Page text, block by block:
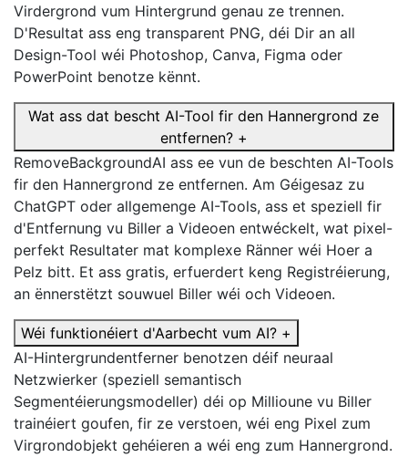
Virdergrond vum Hintergrund genau ze trennen.
D'Resultat ass eng transparent PNG, déi Dir an all
Design-Tool wéi Photoshop, Canva, Figma oder
PowerPoint benotze kënnt.
Wat ass dat bescht AI-Tool fir den Hannergrond ze
entfernen? +
RemoveBackgroundAI ass ee vun de beschten AI-Tools
fir den Hannergrond ze entfernen. Am Géigesaz zu
ChatGPT oder allgemenge AI-Tools, ass et speziell fir
d'Entfernung vu Biller a Videoen entwéckelt, wat pixel-
perfekt Resultater mat komplexe Ränner wéi Hoer a
Pelz bitt. Et ass gratis, erfuerdert keng Registréierung,
an ënnerstëtzt souwuel Biller wéi och Videoen.
Wéi funktionéiert d'Aarbecht vum AI? +
AI-Hintergrundentferner benotzen déif neuraal
Netzwierker (speziell semantisch
Segmentéierungsmodeller) déi op Millioune vu Biller
trainéiert goufen, fir ze verstoen, wéi eng Pixel zum
Virgrondobjekt gehéieren a wéi eng zum Hannergrond.